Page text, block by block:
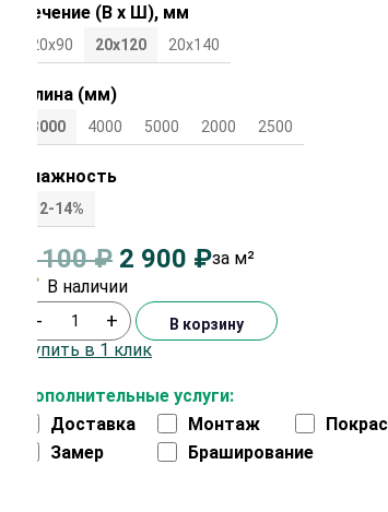
Сечение (В х Ш), мм
20х90 20х120 20х140
Длина (мм)
3000 4000 5000 2000 2500
Влажность
12-14%
3 100₽ 2 900 ₽за м²
В наличии
Дополнительные услуги:
Доставка
Монтаж
Замер
Браширование
- + В корзину
Купить в 1 клик